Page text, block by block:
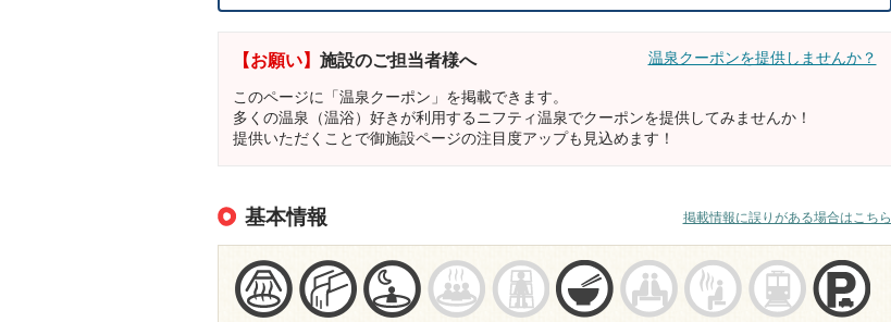
【お願い】 施設のご担当者様へ 温泉クーポンを提供しませんか？
このページに「温泉クーポン」を掲載できます。
多くの温泉（温浴）好きが利用するニフティ温泉でクーポンを提供してみませんか！
提供いただくことで御施設ページの注目度アップも見込めます！
基本情報 掲載情報に誤りがある場合はこちら